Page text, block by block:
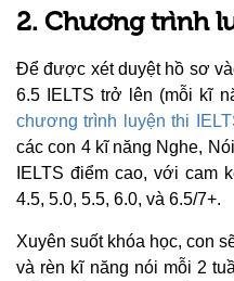
2. Chương trình
Để được xét duyệt hồ sơ
6.5 IELTS trở lên (mỗi kĩ
chương trình luyện thi
các con 4 kĩ năng Nghe,
IELTS điểm cao, với cam
4.5, 5.0, 5.5, 6.0, và 6.5/7+.
Xuyên suốt khóa học, con
và rèn kĩ năng nói mỗi 2